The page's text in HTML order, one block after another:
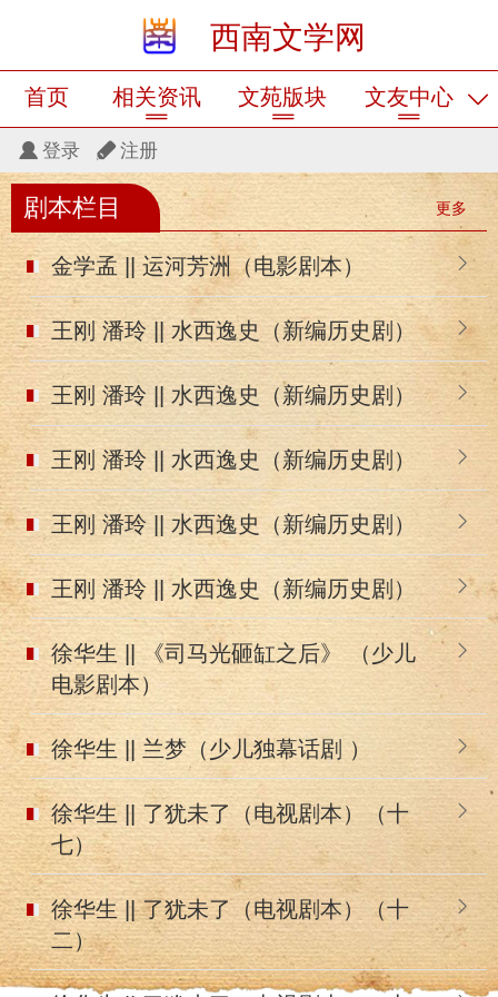
西南文学网
首页 相关资讯 文苑版块 文友中心
登录 注册
剧本栏目 更多
金学孟 || 运河芳洲（电影剧本）
王刚 潘玲 || 水西逸史（新编历史剧）
王刚 潘玲 || 水西逸史（新编历史剧）
王刚 潘玲 || 水西逸史（新编历史剧）
王刚 潘玲 || 水西逸史（新编历史剧）
王刚 潘玲 || 水西逸史（新编历史剧）
徐华生 || 《司马光砸缸之后》 （少儿
电影剧本）
徐华生 || 兰梦（少儿独幕话剧 ）
徐华生 || 了犹未了（电视剧本）（十
七）
徐华生 || 了犹未了（电视剧本）（十
二）